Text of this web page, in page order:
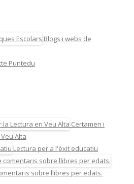
Blogs i webs de
Puntedu
Certamen i
Alta
Lectura per a l'èxit educatiu
sobre llibres per edats.